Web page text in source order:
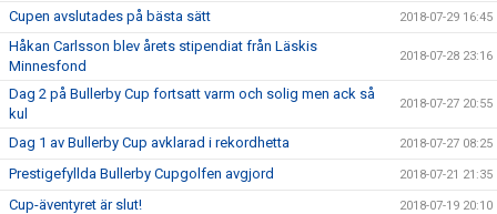
Cupen avslutades på bästa sätt 2018-07-29 16:45
Håkan Carlsson blev årets stipendiat från Läskis
Minnesfond
2018-07-28 23:16
Dag 2 på Bullerby Cup fortsatt varm och solig men ack så
kul
2018-07-27 20:55
Dag 1 av Bullerby Cup avklarad i rekordhetta 2018-07-27 08:25
Prestigefyllda Bullerby Cupgolfen avgjord 2018-07-21 21:35
Cup-äventyret är slut! 2018-07-19 20:10